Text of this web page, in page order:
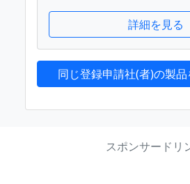
詳細を見る
同じ登録申請社(者)の製
スポンサードリ